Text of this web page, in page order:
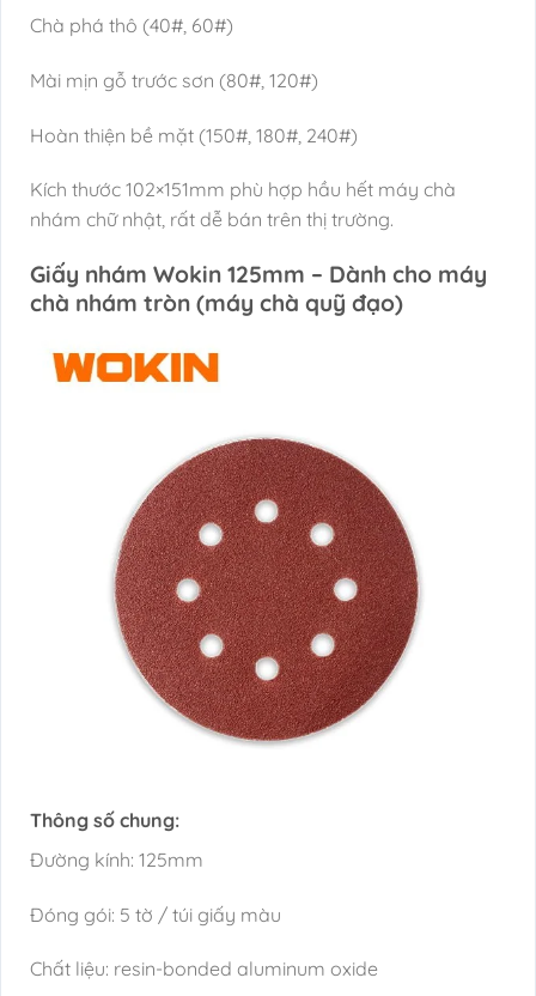
Chà phá thô (40#, 60#)
Mài mịn gỗ trước sơn (80#, 120#)
Hoàn thiện bề mặt (150#, 180#, 240#)
Kích thước 102×151mm phù hợp hầu hết máy chà
nhám chữ nhật, rất dễ bán trên thị trường.
Giấy nhám Wokin 125mm – Dành cho máy
chà nhám tròn (máy chà quỹ đạo)
Thông số chung:
Đường kính: 125mm
Đóng gói: 5 tờ / túi giấy màu
Chất liệu: resin-bonded aluminum oxide